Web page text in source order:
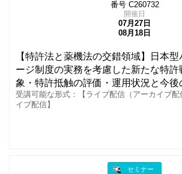
番号 C260732
開催日
07月27日
08月18日
【特許法と薬機法の交錯領域】日本
ージ制度の実務を考慮した新たな特
象・特許抵触の評価・運用状況と今後
受講可能な形式：【ライブ配信（アーカイブ配
イブ配信】
セミナー